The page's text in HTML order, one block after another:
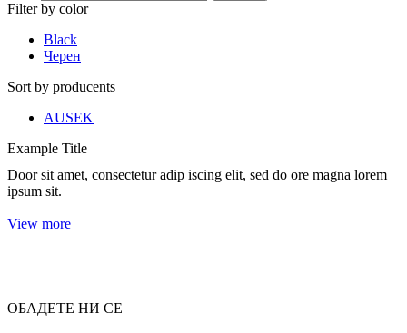
Filter by color
Black
Черен
Sort by producents
AUSEK
Example Title
Door sit amet, consectetur adip iscing elit, sed do ore magna lorem
ipsum sit.
View more
ОБАДЕТЕ НИ СЕ